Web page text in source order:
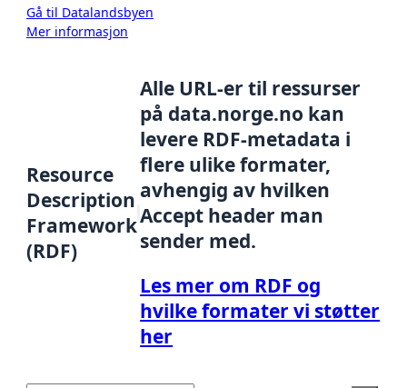
Gå til Datalandsbyen
Mer informasjon
Resource
Description
Framework
(RDF)
Alle URL-er til ressurser
på data.norge.no kan
levere RDF-metadata i
flere ulike formater,
avhengig av hvilken
Accept header man
sender med.
Les mer om RDF og
hvilke formater vi støtter
her